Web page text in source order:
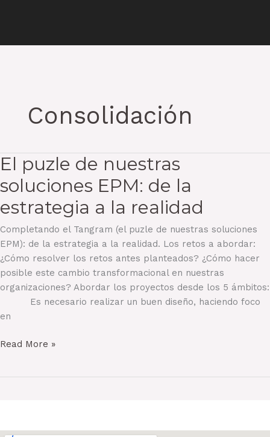
Consolidación
El puzle de nuestras
soluciones EPM: de la
estrategia a la realidad
Completando el Tangram (el puzle de nuestras soluciones
EPM): de la estrategia a la realidad. Los retos a abordar:
¿Cómo resolver los retos antes planteados? ¿Cómo hacer
posible este cambio transformacional en nuestras
organizaciones? Abordar los proyectos desde los 5 ámbitos:
Es necesario realizar un buen diseño, haciendo foco
en
El
de
Read More »